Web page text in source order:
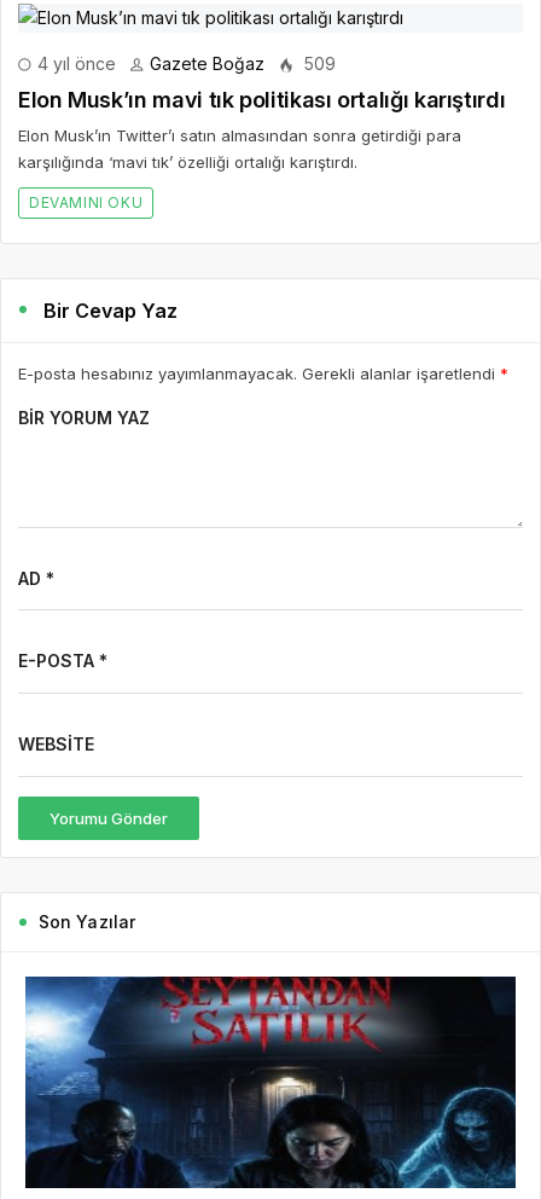
4 yıl önce Gazete Boğaz 509
Elon Musk’ın mavi tık politikası ortalığı karıştırdı
Elon Musk’ın Twitter’ı satın almasından sonra getirdiği para
karşılığında ‘mavi tık’ özelliği ortalığı karıştırdı.
DEVAMINI OKU
Bir Cevap Yaz
E-posta hesabınız yayımlanmayacak. Gerekli alanlar işaretlendi *
BIR YORUM YAZ
AD *
E-POSTA *
WEBSITE
Yorumu Gönder
Son Yazılar